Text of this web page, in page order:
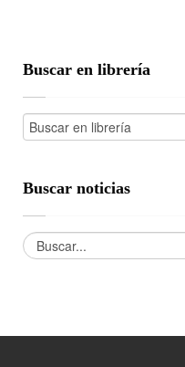
Buscar en librería
Buscar noticias